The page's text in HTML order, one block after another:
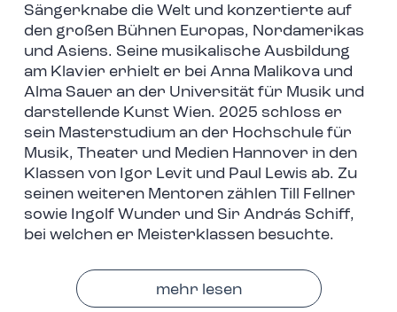
Sängerknabe die Welt und konzertierte auf
den großen Bühnen Europas, Nordamerikas
und Asiens. Seine musikalische Ausbildung
am Klavier erhielt er bei Anna Malikova und
Alma Sauer an der Universität für Musik und
darstellende Kunst Wien. 2025 schloss er
sein Masterstudium an der Hochschule für
Musik, Theater und Medien Hannover in den
Klassen von Igor Levit und Paul Lewis ab. Zu
seinen weiteren Mentoren zählen Till Fellner
sowie Ingolf Wunder und Sir András Schiff,
bei welchen er Meisterklassen besuchte.
mehr lesen